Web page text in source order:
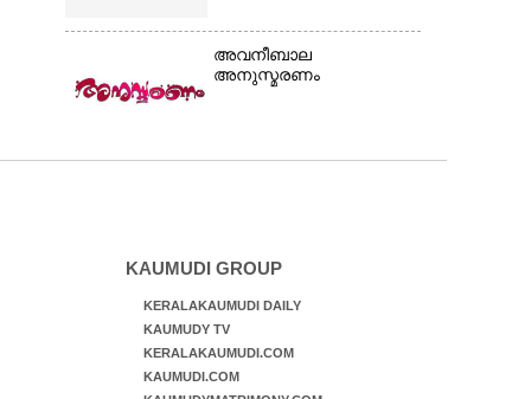
അവനീബാല
അനുസ്മരണം
KAUMUDI GROUP
KERALAKAUMUDI DAILY
KAUMUDY TV
KERALAKAUMUDI.COM
KAUMUDI.COM